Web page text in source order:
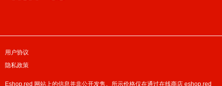
用户协议
隐私政策
Eshop.red 网站上的信息并非公开发售。所示价格仅在通过在线商店 eshop.red